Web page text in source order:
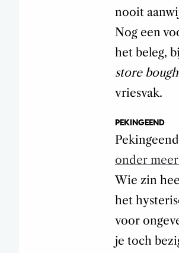
nooit
Nog een
het beleg,
store
vriesvak.
PEKINGEEND
onder
Wie zin
het
voor
je toch